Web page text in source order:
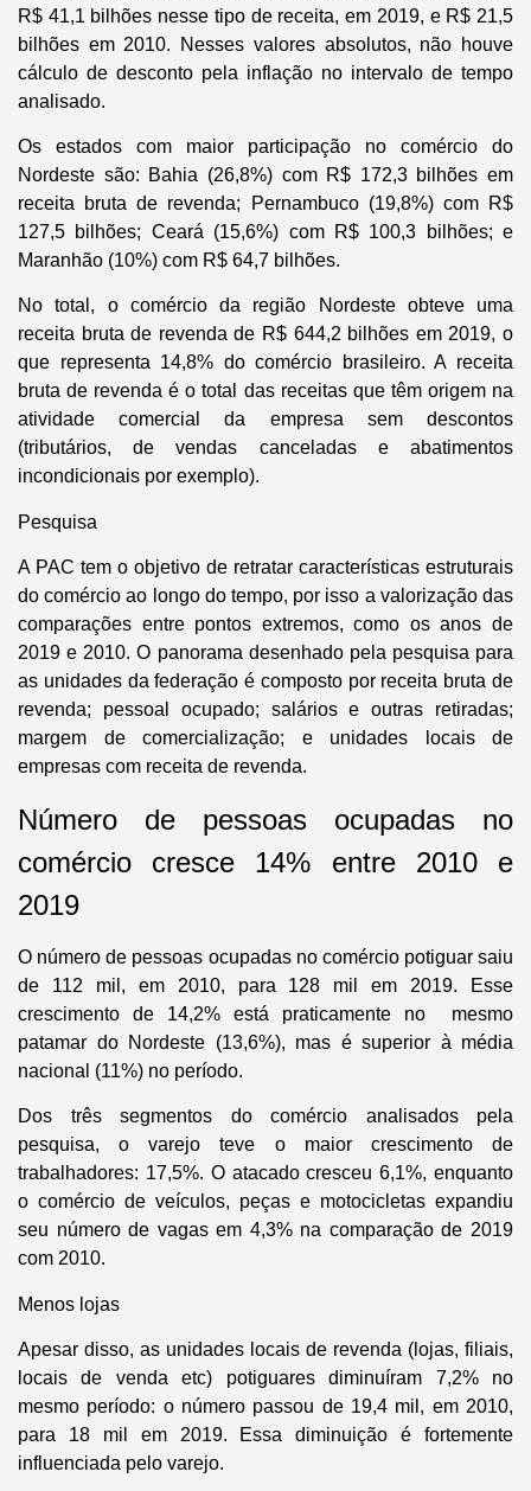
R$ 41,1 bilhões nesse tipo de receita, em 2019, e R$ 21,5
bilhões em 2010. Nesses valores absolutos, não houve
cálculo de desconto pela inflação no intervalo de tempo
analisado.
Os estados com maior participação no comércio do
Nordeste são: Bahia (26,8%) com R$ 172,3 bilhões em
receita bruta de revenda; Pernambuco (19,8%) com R$
127,5 bilhões; Ceará (15,6%) com R$ 100,3 bilhões; e
Maranhão (10%) com R$ 64,7 bilhões.
No total, o comércio da região Nordeste obteve uma
receita bruta de revenda de R$ 644,2 bilhões em 2019, o
que representa 14,8% do comércio brasileiro. A receita
bruta de revenda é o total das receitas que têm origem na
atividade comercial da empresa sem descontos
(tributários, de vendas canceladas e abatimentos
incondicionais por exemplo).
Pesquisa
A PAC tem o objetivo de retratar características estruturais
do comércio ao longo do tempo, por isso a valorização das
comparações entre pontos extremos, como os anos de
2019 e 2010. O panorama desenhado pela pesquisa para
as unidades da federação é composto por receita bruta de
revenda; pessoal ocupado; salários e outras retiradas;
margem de comercialização; e unidades locais de
empresas com receita de revenda.
Número de pessoas ocupadas no
comércio cresce 14% entre 2010 e
2019
O número de pessoas ocupadas no comércio potiguar saiu
de 112 mil, em 2010, para 128 mil em 2019. Esse
crescimento de 14,2% está praticamente no mesmo
patamar do Nordeste (13,6%), mas é superior à média
nacional (11%) no período.
Dos três segmentos do comércio analisados pela
pesquisa, o varejo teve o maior crescimento de
trabalhadores: 17,5%. O atacado cresceu 6,1%, enquanto
o comércio de veículos, peças e motocicletas expandiu
seu número de vagas em 4,3% na comparação de 2019
com 2010.
Menos lojas
Apesar disso, as unidades locais de revenda (lojas, filiais,
locais de venda etc) potiguares diminuíram 7,2% no
mesmo período: o número passou de 19,4 mil, em 2010,
para 18 mil em 2019. Essa diminuição é fortemente
influenciada pelo varejo.